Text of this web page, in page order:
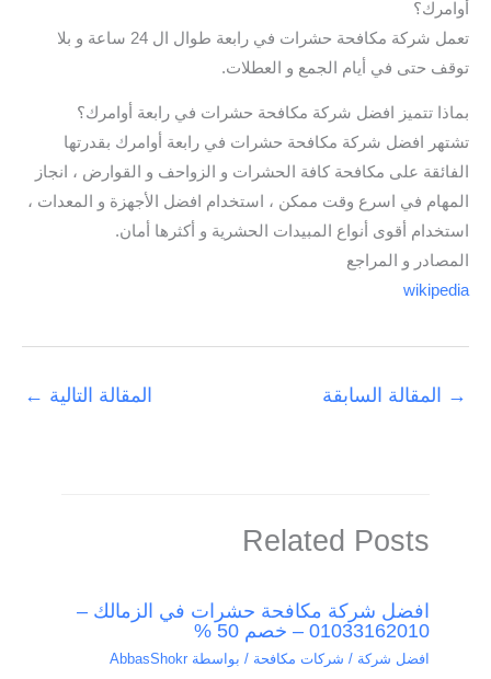
أوامرك؟
تعمل شركة مكافحة حشرات في رابعة طوال ال 24 ساعة و بلا
توقف حتى في أيام الجمع و العطلات.
بماذا تتميز افضل شركة مكافحة حشرات في رابعة أوامرك؟
تشتهر افضل شركة مكافحة حشرات في رابعة أوامرك بقدرتها
الفائقة على مكافحة كافة الحشرات و الزواحف و القوارض ، انجاز
المهام في اسرع وقت ممكن ، استخدام افضل الأجهزة و المعدات ،
استخدام أقوى أنواع المبيدات الحشرية و أكثرها أمان.
المصادر و المراجع
wikipedia
→ المقالة السابقة المقالة التالية ←
Related Posts
افضل شركة مكافحة حشرات في الزمالك –
01033162010 – خصم 50 %
افضل شركة / شركات مكافحة / بواسطة AbbasShokr